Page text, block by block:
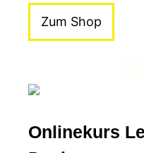
Zum Shop
Onlinekurs